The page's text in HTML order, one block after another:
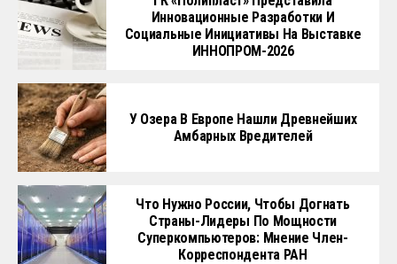
Инновационные Разработки И
Социальные Инициативы На Выставке
ИННОПРОМ-2026
У Озера В Европе Нашли Древнейших
Амбарных Вредителей
Что Нужно России, Чтобы Догнать
Страны-Лидеры По Мощности
Суперкомпьютеров: Мнение Член-
Корреспондента РАН